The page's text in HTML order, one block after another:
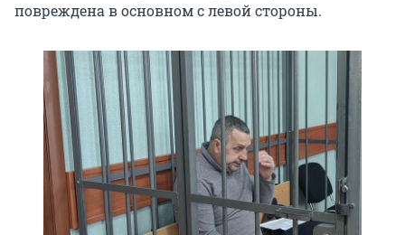
повреждена в основном с левой стороны.